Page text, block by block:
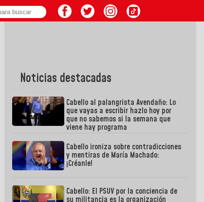
Noticias destacadas
Cabello al palangrista Avendaño: Lo
que vayas a escribir hazlo hoy por
que no sabemos si la semana que
viene hay programa
Cabello ironiza sobre contradicciones
y mentiras de María Machado:
¡Créanle!
Cabello: El PSUV por la conciencia de
su militancia es la organización